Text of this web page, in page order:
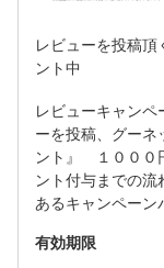
レビューを投稿
ント中
レビューキャンペ
ーを投稿、グーネ
ント』 １０００
ント付与までの流
あるキャンペーン
有効期限